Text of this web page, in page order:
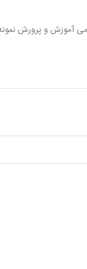
آموزش و پرورش